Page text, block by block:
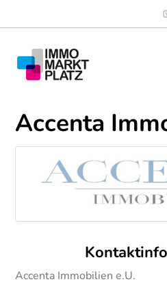
Accenta
Accenta Immobilien e.U.